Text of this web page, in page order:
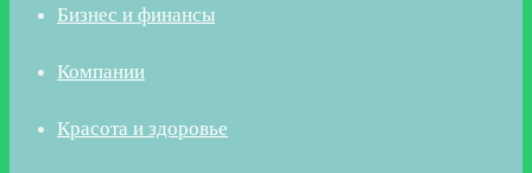
Бизнес и финансы
Компании
Красота и здоровье